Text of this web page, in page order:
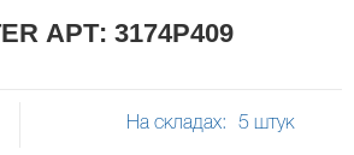
АРТ: 3174P409
На складах: 5 штук